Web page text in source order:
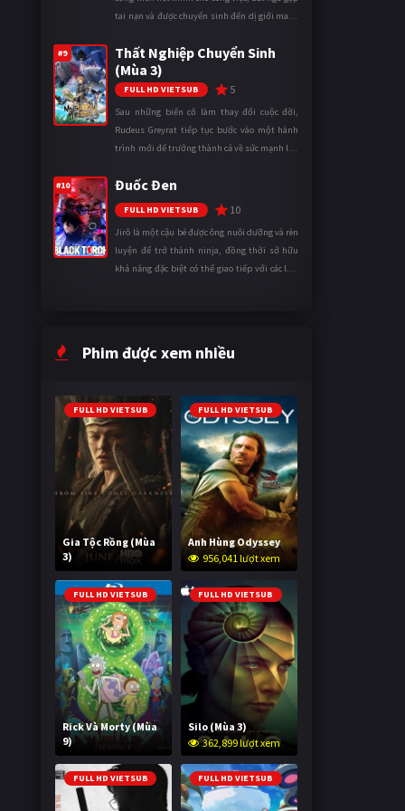
tai nạn và được chuyển sinh đến dị giới mang
thành một mạo hiểm gi ...
#9
Thất Nghiệp Chuyển Sinh
(Mùa 3)
FULL HD VIETSUB 5
Sau những biến cố làm thay đổi cuộc đời,
Rudeus Greyrat tiếp tục bước vào một hành
trình mới để trưởng thành cả về sức mạnh lẫn
ngày càng khắc nghiệt, anh ...
#10 Đuốc Đen
FULL HD VIETSUB 10
Jirô là một cậu bé được ông nuôi dưỡng và rèn
luyện để trở thành ninja, đồng thời sở hữu
khả năng đặc biệt có thể giao tiếp với các loài
Phim được xem nhiều
FULL HD VIETSUB
Gia Tộc Rồng (Mùa
3)
2,021,882 lượt xem
FULL HD VIETSUB
Anh Hùng Odyssey
956,041 lượt xem
FULL HD VIETSUB
Rick Và Morty (Mùa
9)
2,996,678 lượt xem
FULL HD VIETSUB
Silo (Mùa 3)
362,899 lượt xem
FULL HD VIETSUB FULL HD VIETSUB